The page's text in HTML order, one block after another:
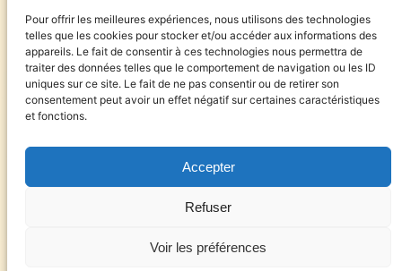
Pour offrir les meilleures expériences, nous utilisons des technologies
telles que les cookies pour stocker et/ou accéder aux informations des
appareils. Le fait de consentir à ces technologies nous permettra de
traiter des données telles que le comportement de navigation ou les ID
uniques sur ce site. Le fait de ne pas consentir ou de retirer son
consentement peut avoir un effet négatif sur certaines caractéristiques
et fonctions.
Accepter
Refuser
Voir les préférences
notre politique de confidentialité
Mentions légales